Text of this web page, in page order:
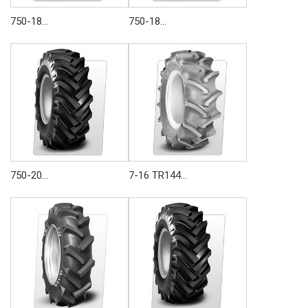
750-18... 750-18...
750-20... 7-16 TR144...